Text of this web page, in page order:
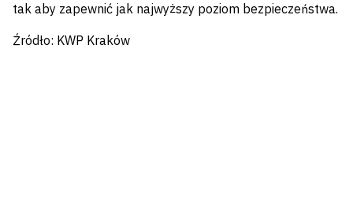
tak aby zapewnić jak najwyższy poziom bezpieczeństwa.
Źródło: KWP Kraków